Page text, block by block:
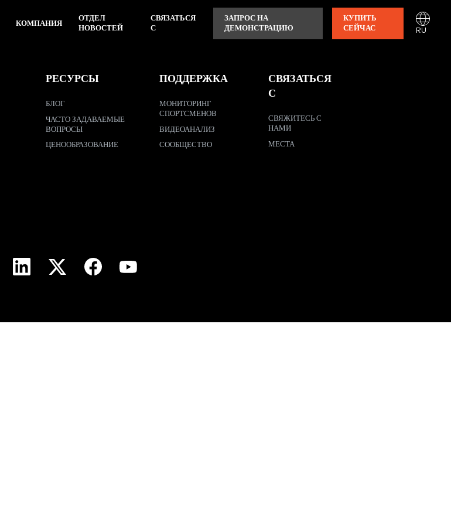
КОМПАНИЯ
ОТДЕЛ
НОВОСТЕЙ
СВЯЗАТЬСЯ
С
ЗАПРОС НА
ДЕМОНСТРАЦИЮ
КУПИТЬ
СЕЙЧАС
RU
РЕСУРСЫ
БЛОГ
ЧАСТО ЗАДАВАЕМЫЕ
ВОПРОСЫ
ЦЕНООБРАЗОВАНИЕ
ПОДДЕРЖКА
МОНИТОРИНГ
СПОРТСМЕНОВ
ВИДЕОАНАЛИЗ
СООБЩЕСТВО
СВЯЗАТЬСЯ
С
СВЯЖИТЕСЬ С
НАМИ
МЕСТА